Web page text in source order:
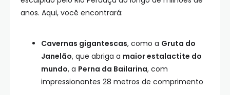
anos. Aqui, você encontrará:
Cavernas gigantescas, como a Gruta do
Janelão, que abriga a maior estalactite do
mundo, a Perna da Bailarina, com
impressionantes 28 metros de comprimento